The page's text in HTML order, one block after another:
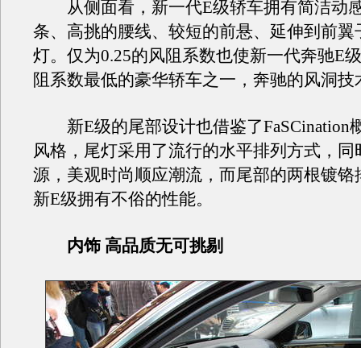
从侧面看，新一代E级轿车拥有简洁动
条、高挑的腰线、较短的前悬、延伸到前翼
灯。仅为0.25的风阻系数也使新一代奔驰E
阻系数最低的豪华轿车之一，奔驰的风洞技
新E级的尾部设计也借鉴了FaSCination
风格，尾灯采用了流行的水平排列方式，同
源，美观时尚顺应潮流，而尾部的两根镀铬
新E级拥有不俗的性能。
内饰 高品质无可挑剔